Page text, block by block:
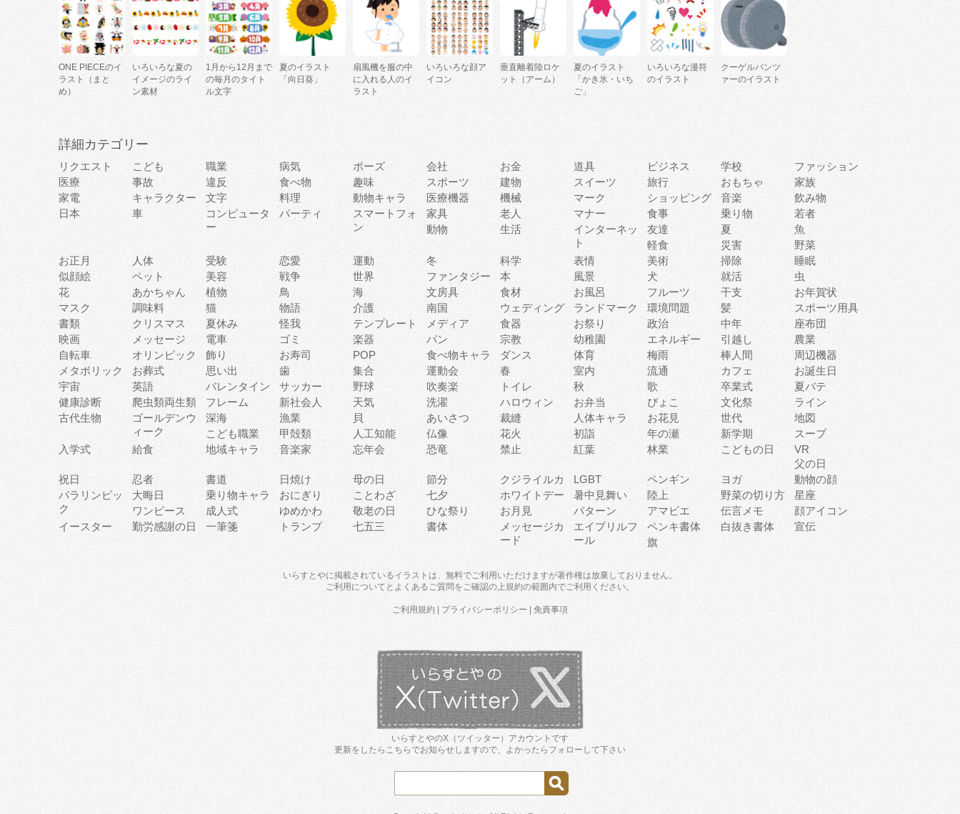
ONE PIECEのイ
ラスト（まと
め）
いろいろな夏の
イメージのライ
ン素材
1月から12月まで
の毎月のタイト
ル文字
夏のイラスト
「向日葵」
扇風機を服の中
に入れる人のイ
ラスト
いろいろな顔ア
イコン
垂直離着陸ロケ
ット（アーム）
夏のイラスト
「かき氷・いち
ご」
いろいろな漫符
のイラスト
クーゲルパンツ
ァーのイラスト
詳細カテゴリー
リクエスト こども 職業 病気 ポーズ 会社 お金 道具 ビジネス 学校
ファッション
医療
事故 違反 食べ物 趣味 スポーツ 建物 スイーツ 旅行 おもちゃ
家族
家電
キャラクター 文字 料理 動物キャラ 医療機器 機械 マーク ショッピング 音楽
飲み物
日本
車
コンピュータ
ー
パーティ
スマートフォ
ン
家具 老人 マナー 食事 乗り物
若者
動物
生活
インターネッ
ト
友達 夏
魚
軽食
災害
野菜
お正月
人体 受験 恋愛 運動 冬 科学 表情 美術 掃除
睡眠
似顔絵
ペット 美容 戦争 世界 ファンタジー 本 風景 犬 就活
虫
花
あかちゃん 植物 鳥 海 文房具 食材 お風呂 フルーツ 干支
お年賀状
マスク
調味料 猫 物語 介護 南国 ウェディング ランドマーク 環境問題 髪
スポーツ用具
書類
クリスマス 夏休み 怪我 テンプレート メディア 食器 お祭り 政治 中年
座布団
映画
メッセージ 電車 ゴミ 楽器 パン 宗教 幼稚園 エネルギー 引越し
農業
自転車
オリンピック 飾り お寿司 POP 食べ物キャラ ダンス 体育 梅雨 棒人間
周辺機器
メタボリック
お葬式 思い出 歯 集合 運動会 春 室内 流通 カフェ
お誕生日
宇宙
英語 バレンタイン サッカー 野球 吹奏楽 トイレ 秋 歌 卒業式
夏バテ
健康診断
爬虫類両生類 フレーム 新社会人 天気 洗濯 ハロウィン お弁当 ぴょこ 文化祭
ライン
古代生物
ゴールデンウ
ィーク
深海 漁業 貝 あいさつ 裁縫 人体キャラ お花見 世代
地図
こども職業
甲殻類 人工知能 仏像 花火 初詣 年の瀬 新学期
スープ
入学式
給食 地域キャラ 音楽家 忘年会 恐竜 禁止 紅葉 林業 こどもの日
VR
父の日
祝日
忍者 書道 日焼け 母の日 節分 クジライルカ LGBT ペンギン ヨガ
動物の顔
パラリンピッ
ク
大晦日 乗り物キャラ おにぎり ことわざ 七夕 ホワイトデー 暑中見舞い 陸上 野菜の切り方
星座
ワンピース
成人式 ゆめかわ 敬老の日 ひな祭り お月見 パターン アマビエ 伝言メモ
顔アイコン
イースター
勤労感謝の日 一筆箋 トランプ 七五三 書体
メッセージカ
ード
エイプリルフ
ール
ペンキ書体 白抜き書体
宣伝
旗
いらすとやに掲載されているイラストは、無料でご利用いただけますが著作権は放棄しておりません。
ご利用について と よくあるご質問をご確認の上規約の範囲内でご利用ください。
ご利用規約 プライバシーポリシー |免責事項
いらすとやのX（ツイッター）アカウントです
更新をしたらこちらでお知らせしますので、よかったらフォローして下さい